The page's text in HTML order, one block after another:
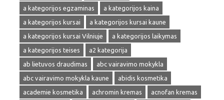
a kategorijos egzaminas
a kategorijos kaina
a kategorijos kursai
a kategorijos kursai kaune
a kategorijos kursai Vilniuje
a kategorijos laikymas
a kategorijos teises
a2 kategorija
ab lietuvos draudimas
abc vairavimo mokykla
abc vairavimo mokykla kaune
abidis kosmetika
academie kosmetika
achromin kremas
acnofan kremas